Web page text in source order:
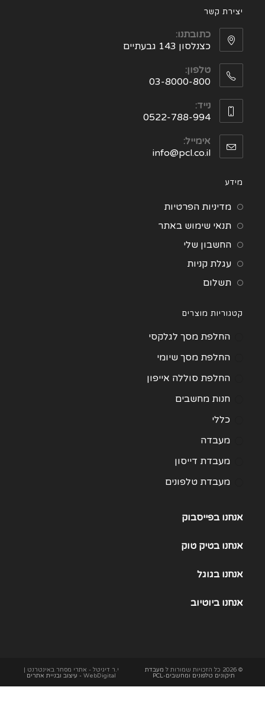
יצירת קשר
כתובתנו:
כצנלסון 143 גבעתיים
טלפון:
03-8000-800
נייד:
0522-788-994
אימייל:
info@pcl.co.il
מידע
מדיניות הפרטיות
תנאי שימוש באתר
החשבון שלי
עגלת קניות
תשלום
קטגוריות מוצרים
החלפת מסך לגלקסי
החלפת מסך שיומי
החלפת סוללה אייפון
חנות מחשבים
כללי
מעבדה
מעבדת דייסון
מעבדת טלפונים
תיקון Huawei
תיקון One Plus
תיקון Samsung Galaxy 23
תיקון Xiaomi
תיקון אייפד
אנחנו בפייסבוק
אנחנו בטיק טוק
אנחנובגוגל
אנחנוביוטיוב
© 2026 כל הזכויות שמורות ל
מעבדת
תיקונים טלפונים ומחשבים-PCL
י.ר דיגיטל - אתרי מסחר באינטרנט |
WebDigital - עיצוב ובניית אתרים